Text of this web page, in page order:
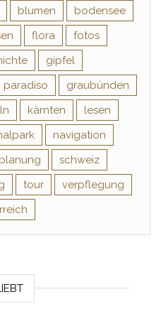
blumen
bodensee
flora
fotos
gipfel
paradiso
graubünden
kärnten
lesen
navigation
planung
schweiz
tour
verpflegung